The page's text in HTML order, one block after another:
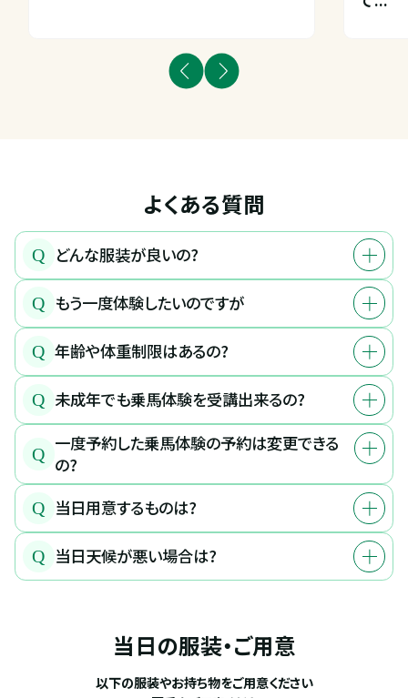
よくある質問
Q どんな服装が良いの?
Q もう一度体験したいのですが
Q 年齢や体重制限はあるの?
Q 未成年でも乗馬体験を受講出来るの?
Q 一度予約した乗馬体験の予約は変更できる
の?
Q 当日用意するものは?
Q 当日天候が悪い場合は?
当日の服装・ご用意
以下の服装やお持ち物をご用意ください